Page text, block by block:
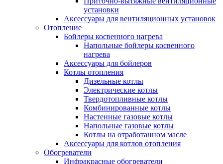
установки
Аксессуары для вентиляционных установок
Отопление
Бойлеры косвенного нагрева
Напольные бойлеры косвенного
нагрева
Аксессуары для бойлеров
Котлы отопления
Дизельные котлы
Электрические котлы
Твердотопливные котлы
Комбинированные котлы
Настенные газовые котлы
Напольные газовые котлы
Котлы на отработанном масле
Аксессуары для котлов отопления
Обогреватели
Инфракрасные обогреватели